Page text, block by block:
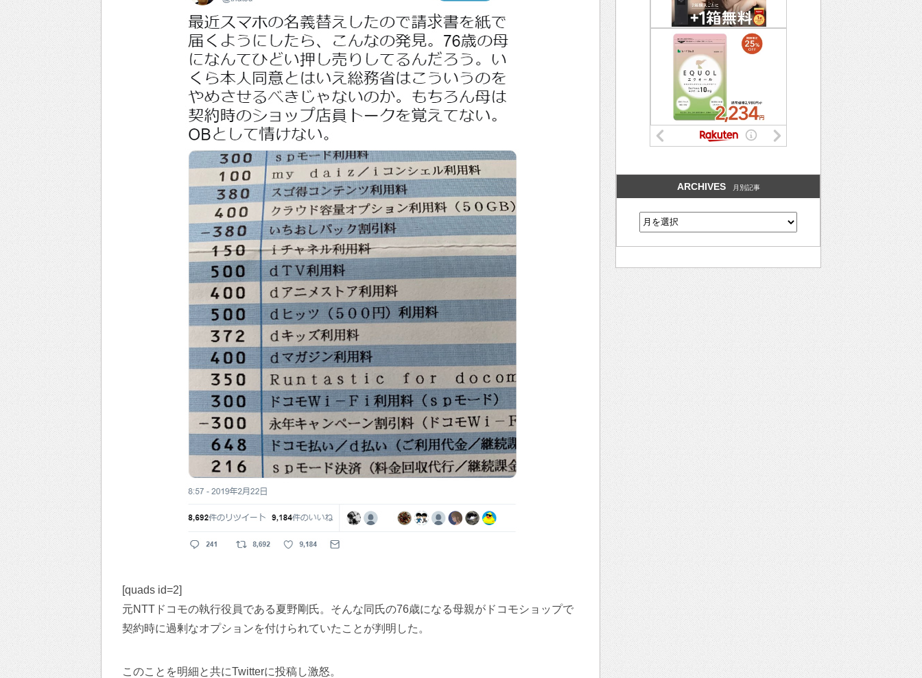
[quads id=2]
元NTTドコモの執行役員である夏野剛氏。そんな同氏の76歳になる母親がドコモショップで
契約時に過剰なオプションを付けられていたことが判明した。
このことを明細と共にTwitterに投稿し激怒。
ARCHIVES 月別記事